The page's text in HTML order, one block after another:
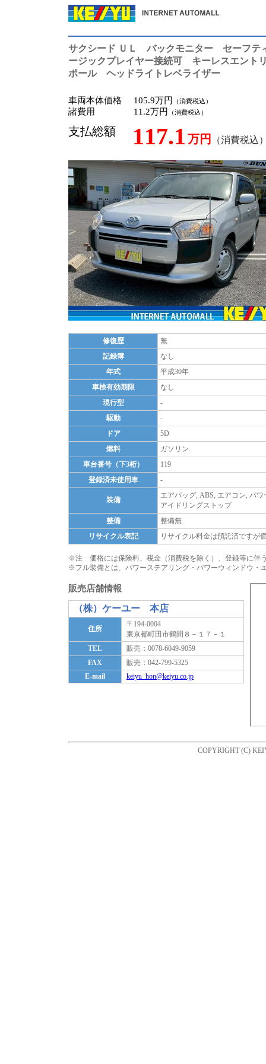
サクシード ＵＬ バックモニター セーフ
ージックプレイヤー接続可 キーレスエン
ポール ヘッドライトレベライザー
車両本体価格 105.9万円 （消費税込）
諸費用 11.2万円 （消費税込）
支払総額 117.1 万円 （消費税込
修復歴
無
記録簿
なし
年式
平成30年
車検有効期限
なし
現行型
-
駆動
-
ドア
5D
燃料
ガソリン
車台番号（下3桁）
119
登録済未使用車
-
装備
エアバッグ, ABS, エアコン, パ
アイドリングストップ
整備
整備無
リサイクル表記
リサイクル料金は預託済ですが
※注 価格には保険料、税金（消費税を除く）、登録等に伴
※フル装備とは、パワーステアリング・パワーウィンドウ・
販売店舗情報
（株）ケーユー 本店
住所
〒194-0004
東京都町田市鶴間８－１７－１
TEL
販売：0078-6049-9059
FAX
販売：042-799-5325
E-mail
keiyu_hon@keiyu.co.jp
COPYRIGHT (C)